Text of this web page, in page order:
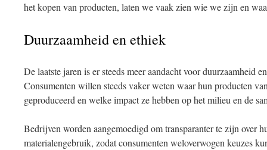
het kopen van producten, laten we vaak zien wie we zijn en
Duurzaamheid en ethiek
De laatste jaren is er steeds meer aandacht voor duurzaamheid
Consumenten willen steeds vaker weten waar hun producten
geproduceerd en welke impact ze hebben op het milieu en de
Bedrijven worden aangemoedigd om transparanter te zijn over
materialengebruik, zodat consumenten weloverwogen keuzes